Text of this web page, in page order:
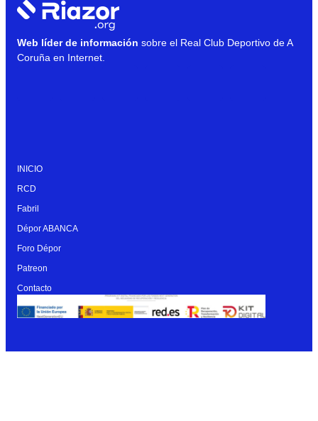
Web líder de información sobre el Real Club Deportivo de A
Coruña en Internet.
INICIO
RCD
Fabril
Dépor ABANCA
Foro Dépor
Patreon
Contacto